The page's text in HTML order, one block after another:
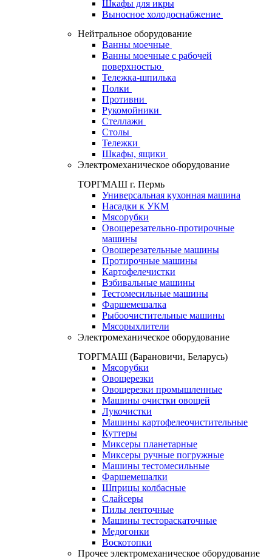
Шкафы для икры
Выносное холодоснабжение
Нейтральное оборудование
Ванны моечные
Ванны моечные с рабочей
поверхностью
Тележка-шпилька
Полки
Противни
Рукомойники
Стеллажи
Столы
Тележки
Шкафы, ящики
Электромеханическое оборудование
ТОРГМАШ г. Пермь
Универсальная кухонная машина
Насадки к УКМ
Мясорубки
Овощерезательно-протирочные
машины
Овощерезательные машины
Протирочные машины
Картофелечистки
Взбивальные машины
Тестомесильные машины
Фаршемешалка
Рыбоочистительные машины
Мясорыхлители
Электромеханическое оборудование
ТОРГМАШ (Барановичи, Беларусь)
Мясорубки
Овощерезки
Овощерезки промышленные
Машины очистки овощей
Лукочистки
Машины картофелеочистительные
Куттеры
Миксеры планетарные
Миксеры ручные погружные
Машины тестомесильные
Фаршемешалки
Шприцы колбасные
Слайсеры
Пилы ленточные
Машины тестораскаточные
Медогонки
Воскотопки
Прочее электромеханическое оборудование